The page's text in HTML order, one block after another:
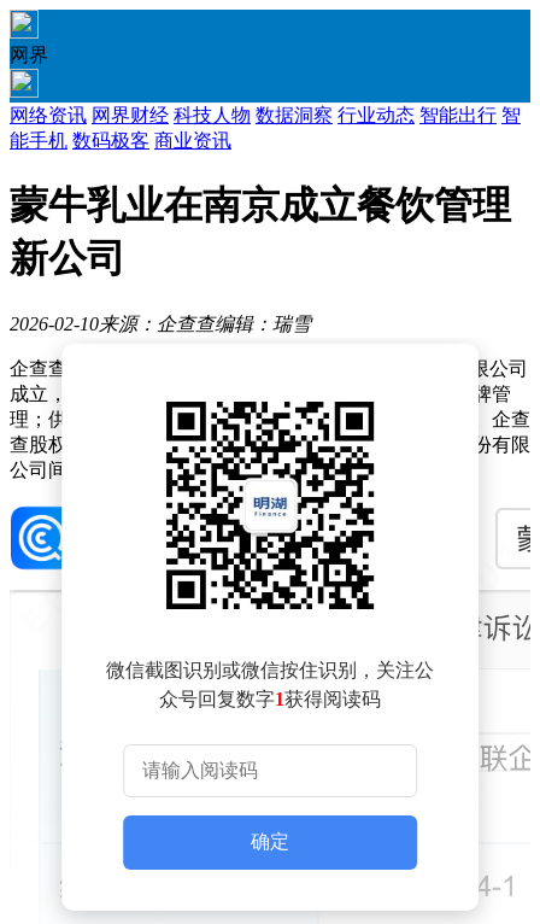
网界
网络资讯 网界财经 科技人物 数据洞察 行业动态 智能出行 智
能手机 数码极客 商业资讯
蒙牛乳业在南京成立餐饮管理
新公司
2026-02-10来源：企查查编辑：瑞雪
企查查APP显示，近日，蒙牛优格（南京）餐饮管理有限公司
成立，经营范围包含：单用途商业预付卡代理销售；品牌管
理；供应链管理服务；采购代理服务；家居用品销售等。企查
查股权穿透显示，该公司由内蒙古蒙牛乳业（集团）股份有限
公司间接全资持股。
微信截图识别或微信按住识别，关注公
众号回复数字1获得阅读码
确定